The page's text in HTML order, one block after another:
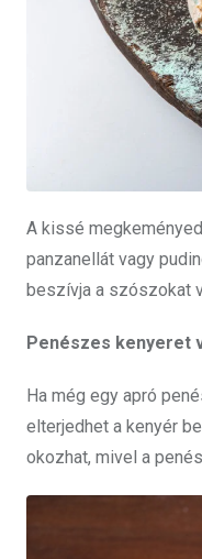
A kissé
panzanellát vagy
beszívja a szószokat
Penészes kenyeret
Ha még egy apró
elterjedhet a kenyér
okozhat, mivel a